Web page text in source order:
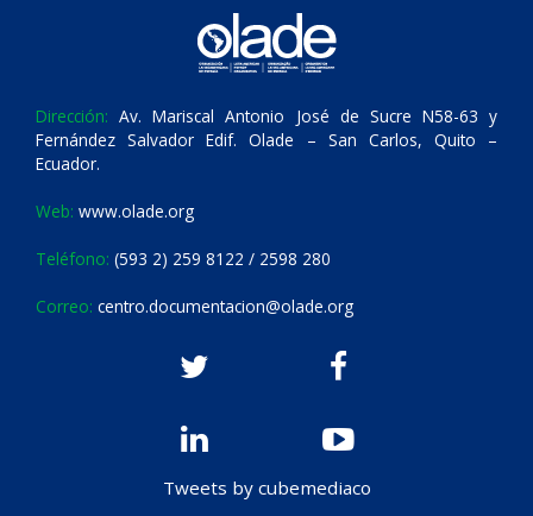
Dirección: Av. Mariscal Antonio José de Sucre N58-63 y
Fernández Salvador Edif. Olade – San Carlos, Quito –
Ecuador.
Web: www.olade.org
Teléfono: (593 2) 259 8122 / 2598 280
Correo: centro.documentacion@olade.org
Tweets by cubemediaco